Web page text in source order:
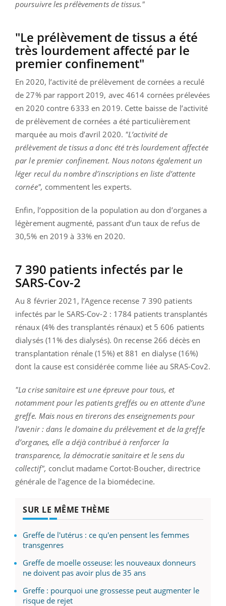
poursuivre les prélèvements de tissus."
"Le prélèvement de tissus a été
très lourdement affecté par le
premier confinement"
En 2020, l’activité de prélèvement de cornées a reculé
de 27% par rapport 2019, avec 4614 cornées prélevées
en 2020 contre 6333 en 2019. Cette baisse de l’activité
de prélèvement de cornées a été particulièrement
marquée au mois d’avril 2020. "L’activité de
prélèvement de tissus a donc été très lourdement affectée
par le premier confinement. Nous notons également un
léger recul du nombre d’inscriptions en liste d’attente
cornée", commentent les experts.
Enfin, l’opposition de la population au don d’organes a
légèrement augmenté, passant d’un taux de refus de
30,5% en 2019 à 33% en 2020.
7 390 patients infectés par le
SARS-Cov-2
Au 8 février 2021, l’Agence recense 7 390 patients
infectés par le SARS-Cov-2 : 1784 patients transplantés
rénaux (4% des transplantés rénaux) et 5 606 patients
dialysés (11% des dialysés). 0n recense 266 décès en
transplantation rénale (15%) et 881 en dialyse (16%)
dont la cause est considérée comme liée au SRAS-Cov2.
"La crise sanitaire est une épreuve pour tous, et
notamment pour les patients greffés ou en attente d’une
greffe. Mais nous en tirerons des enseignements pour
l’avenir : dans le domaine du prélèvement et de la greffe
d’organes, elle a déjà contribué à renforcer la
transparence, la démocratie sanitaire et le sens du
collectif", conclut madame Cortot-Boucher, directrice
générale de l’agence de la biomédecine.
SUR LE MÊME THÈME
Greffe de l'utérus : ce qu'en pensent les femmes
transgenres
Greffe de moelle osseuse: les nouveaux donneurs
ne doivent pas avoir plus de 35 ans
Greffe : pourquoi une grossesse peut augmenter le
risque de rejet